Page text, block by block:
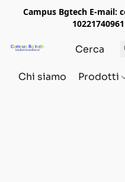
Campus Bgtech E-mail:
Chi siamo Prodotti